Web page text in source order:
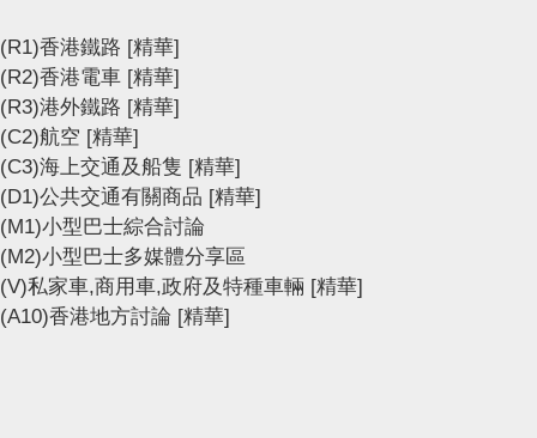
(R1)香港鐵路 [精華]
(R2)香港電車 [精華]
(R3)港外鐵路 [精華]
(C2)航空 [精華]
(C3)海上交通及船隻 [精華]
(D1)公共交通有關商品 [精華]
(M1)小型巴士綜合討論
(M2)小型巴士多媒體分享區
(V)私家車,商用車,政府及特種車輛 [精華]
(A10)香港地方討論 [精華]